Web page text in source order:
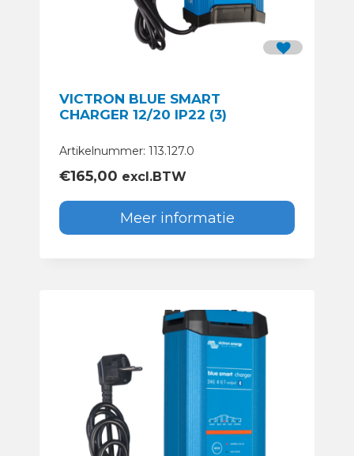
VICTRON BLUE SMART
CHARGER 12/20 IP22 (3)
Artikelnummer: 113.127.0
€165,00 excl.BTW
Meer informatie